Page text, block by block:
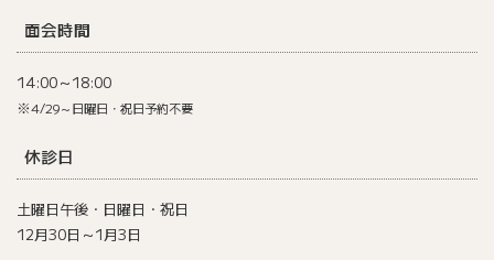
面会時間
14:00～18:00
※4/29～日曜日・祝日予約不要
休診日
土曜日午後・日曜日・祝日
12月30日～1月3日